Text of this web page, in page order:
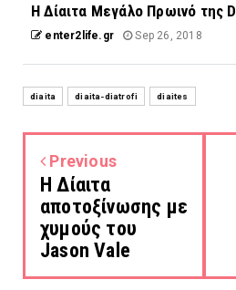
Η Δίαιτα Μεγάλο Πρωινό της
enter2life.gr Sep 26, 2018
diaita diaita-diatrofi diaites
Previous
H Δίαιτα
αποτοξίνωσης με
χυμούς του
Jason Vale